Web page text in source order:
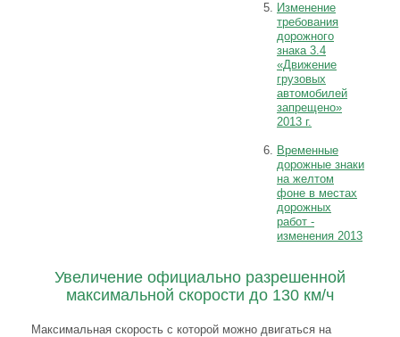
Изменение
требования
дорожного
знака 3.4
«Движение
грузовых
автомобилей
запрещено»
2013 г.
Временные
дорожные знаки
на желтом
фоне в местах
дорожных
работ -
изменения 2013
Увеличение официально разрешенной
максимальной скорости до 130 км/ч
Максимальная скорость с которой можно двигаться на